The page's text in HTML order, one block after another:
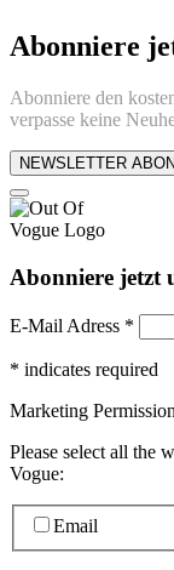
Abonniere
Abonniere den
verpasse keine
NEWSLETTER
Abonniere jetzt
E-Mail Adress *
* indicates required
Marketing
Please select all the
Vogue:
Email